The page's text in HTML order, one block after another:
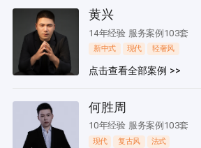
黄兴
14年经验 服务案例103套
新中式 现代 轻奢风
点击查看全部案例 >>
何胜周
10年经验 服务案例103套
现代 复古风 法式